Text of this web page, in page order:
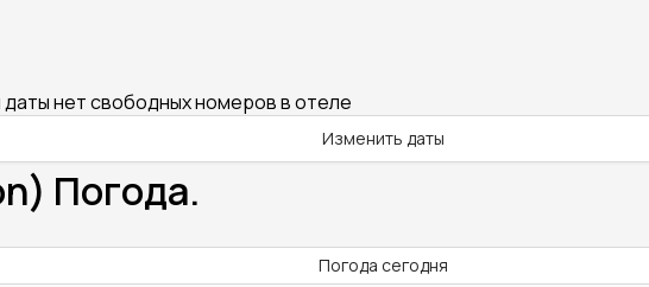
нет свободных номеров в отеле
Изменить даты
Погода.
Погода сегодня